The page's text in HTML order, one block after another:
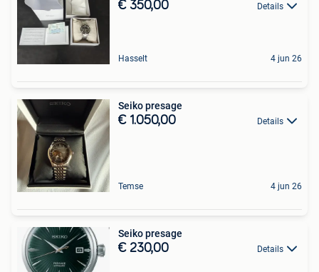
€ 350,00 Details
Hasselt 4 jun 26
Seiko presage
€ 1.050,00 Details
Temse 4 jun 26
Seiko presage
€ 230,00 Details